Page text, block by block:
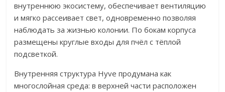
внутреннюю экосистему, обеспечивает вентиляцию
и мягко рассеивает свет, одновременно позволяя
наблюдать за жизнью колонии. По бокам корпуса
размещены круглые входы для пчёл с тёплой
подсветкой.
Внутренняя структура Hyve продумана как
многослойная среда: в верхней части расположен